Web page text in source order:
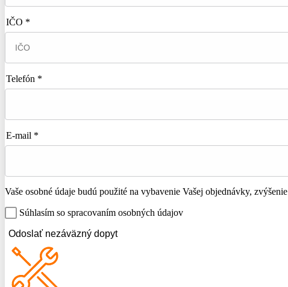
IČO *
Telefón *
E-mail *
Vaše osobné údaje budú použité na vybavenie Vašej objednávky,
Súhlasím so spracovaním osobných údajov
Odoslať nezáväzný dopyt